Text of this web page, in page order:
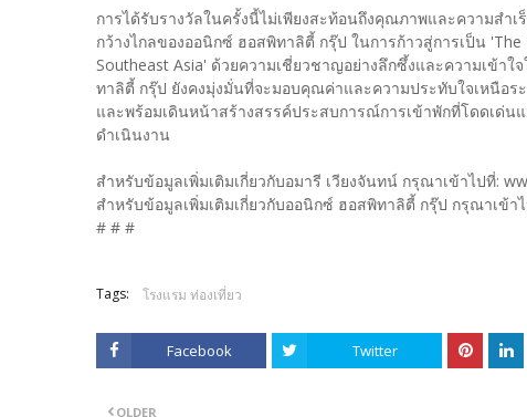
การได้รับรางวัลในครั้งนี้ไม่เพียงสะท้อนถึงคุณภาพและความสำ
กว้างไกลของออนิกซ์ ฮอสพิทาลิตี้ กรุ๊ป ในการก้าวสู่การเป็น
Southeast Asia' ด้วยความเชี่ยวชาญอย่างลึกซึ้งและความเข้า
ทาลิตี้ กรุ๊ป ยังคงมุ่งมั่นที่จะมอบคุณค่าและความประทับใจเหนือ
และพร้อมเดินหน้าสร้างสรรค์ประสบการณ์การเข้าพักที่โดดเด่น
ดำเนินงาน
สำหรับข้อมูลเพิ่มเติมเกี่ยวกับอมารี เวียงจันทน์ กรุณาเข้าไปที่:
สำหรับข้อมูลเพิ่มเติมเกี่ยวกับออนิกซ์ ฮอสพิทาลิตี้ กรุ๊ป กรุณาเข้า
# # #
Tags: โรงแรม ท่องเที่ยว
Facebook Twitter
OLDER